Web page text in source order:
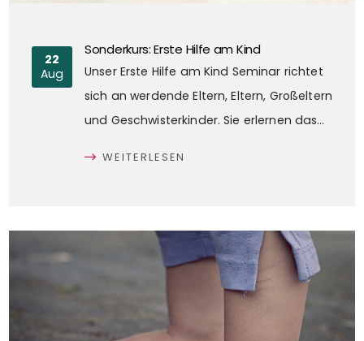
22
Aug
Sonderkurs: Erste Hilfe am Kind
Unser Erste Hilfe am Kind Seminar richtet
sich an werdende Eltern, Eltern, Großeltern
und Geschwisterkinder. Sie erlernen das
WEITERLESEN
Gutschein: Babyfoto Shooting